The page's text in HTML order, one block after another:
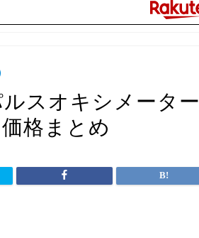
スオキシメータ
格まとめ